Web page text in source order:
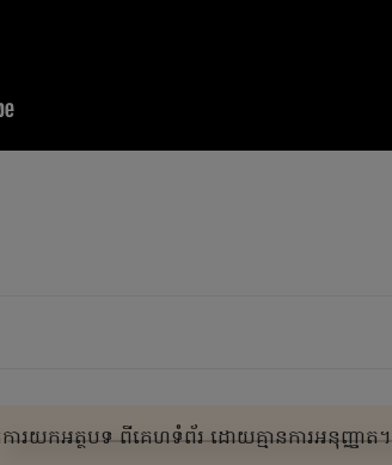
ារយកអត្ថបទ ពីគេហទំព័រ ដោយគ្មានការអនុញ្ញាត។